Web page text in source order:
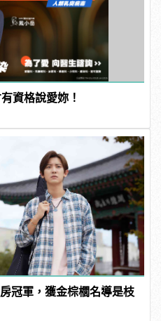
資格說愛妳！
冠軍，獲金棕櫚名導是枝